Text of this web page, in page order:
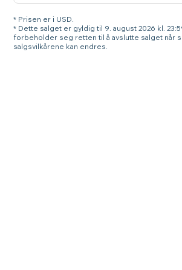
* Prisen er i USD.
* Dette salget er gyldig til 9. august 2026 kl.
forbeholder seg retten til å avslutte salget når
salgsvilkårene kan endres.